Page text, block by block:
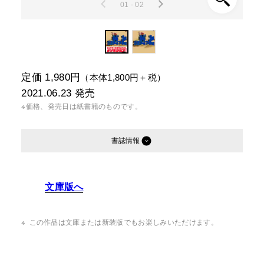
01 - 02
定価 1,980円 （本体1,800円＋税）
2021.06.23 発売
※価格、発売日は紙書籍のものです。
書誌情報
ISBN： 9784344038004
文庫版へ
この作品は文庫または新装版でもお楽しみいただけます。